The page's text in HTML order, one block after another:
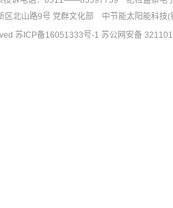
区北山路9号 党群文化部
中节能太阳能科技
苏ICP备16051333号-1 苏公网安备